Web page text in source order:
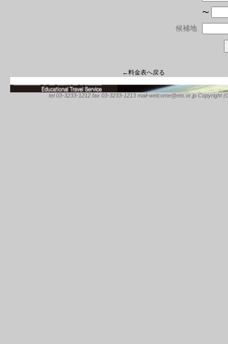
〜
候補地
←料金表へ戻る
tel 03-3233-1212 fax 03-3233-1213 mail-welcome@ets.or.jp Copyright